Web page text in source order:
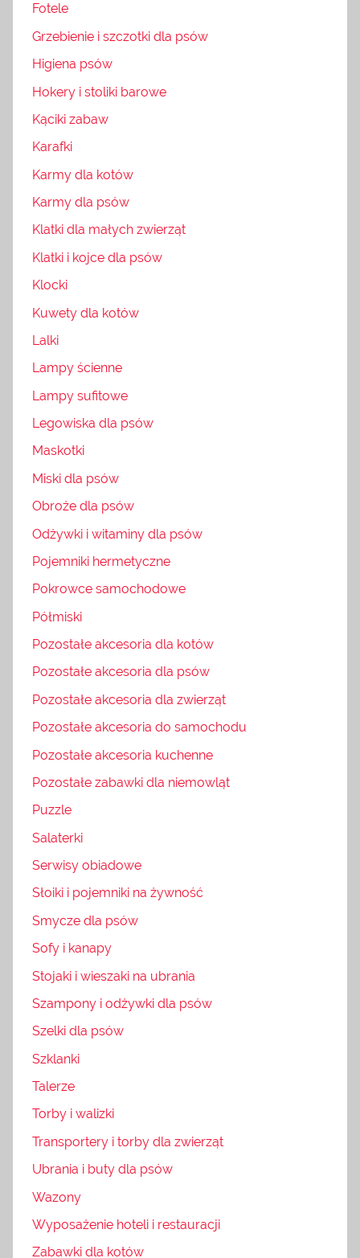
Fotele
Grzebienie i szczotki dla psów
Higiena psów
Hokery i stoliki barowe
Kąciki zabaw
Karafki
Karmy dla kotów
Karmy dla psów
Klatki dla małych zwierząt
Klatki i kojce dla psów
Klocki
Kuwety dla kotów
Lalki
Lampy ścienne
Lampy sufitowe
Legowiska dla psów
Maskotki
Miski dla psów
Obroże dla psów
Odżywki i witaminy dla psów
Pojemniki hermetyczne
Pokrowce samochodowe
Półmiski
Pozostałe akcesoria dla kotów
Pozostałe akcesoria dla psów
Pozostałe akcesoria dla zwierząt
Pozostałe akcesoria do samochodu
Pozostałe akcesoria kuchenne
Pozostałe zabawki dla niemowląt
Puzzle
Salaterki
Serwisy obiadowe
Słoiki i pojemniki na żywność
Smycze dla psów
Sofy i kanapy
Stojaki i wieszaki na ubrania
Szampony i odżywki dla psów
Szelki dla psów
Szklanki
Talerze
Torby i walizki
Transportery i torby dla zwierząt
Ubrania i buty dla psów
Wazony
Wyposażenie hoteli i restauracji
Zabawki dla kotów